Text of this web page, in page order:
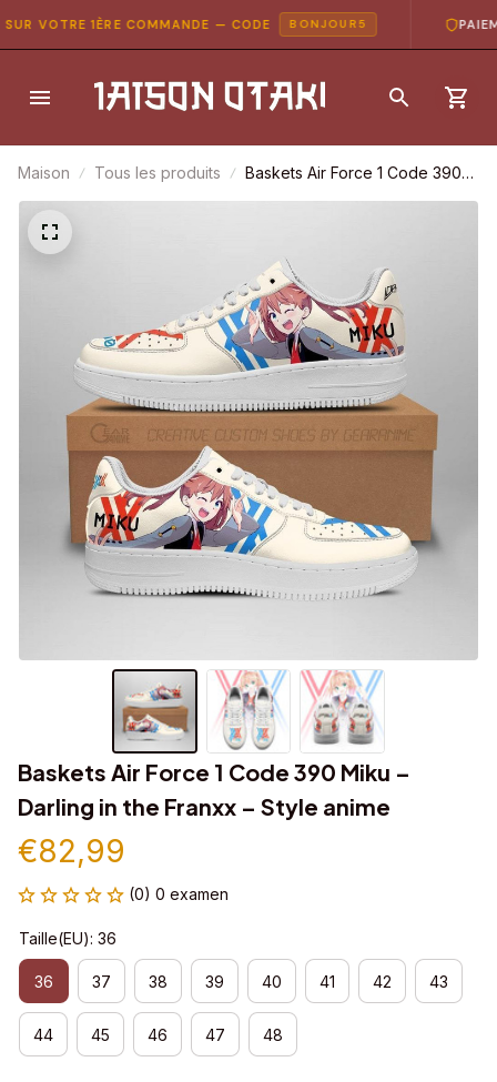
VOTRE 1ÈRE COMMANDE — CODE BONJOUR5
Maison Tous les produits
Baskets Air Force 1 Code 390
Miku – Darling in the Franxx –
Baskets Air Force 1 Code 390 Miku –
Darling in the Franxx – Style anime
€82,99
(0) 0 examen
Taille(EU): 36
36 37 38 39 40 41 42 43
44 45 46 47 48